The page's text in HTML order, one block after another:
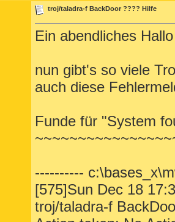
troj/taladra-f BackDoor ???? Hilfe
Ein abendliches
nun gibt's so viele
auch diese
Funde für "System
----------
[575]Sun Dec 18
troj/taladra-f